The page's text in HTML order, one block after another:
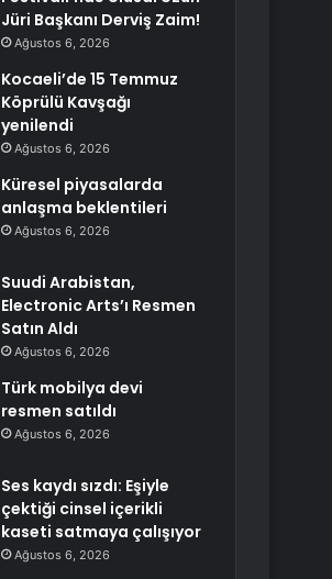
Jüri Başkanı Derviş Zaim!
Ağustos 6, 2026
Kocaeli’de 15 Temmuz
Köprülü Kavşağı
yenilendi
Ağustos 6, 2026
Küresel piyasalarda
anlaşma beklentileri
Ağustos 6, 2026
Suudi Arabistan,
Electronic Arts’ı Resmen
Satın Aldı
Ağustos 6, 2026
Türk mobilya devi
resmen satıldı
Ağustos 6, 2026
Ses kaydı sızdı: Eşiyle
çektiği cinsel içerikli
kaseti satmaya çalışıyor
Ağustos 6, 2026